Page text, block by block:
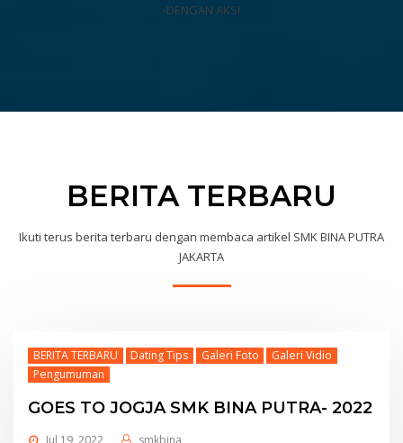
-DENGAN AKSI
BERITA TERBARU
Ikuti terus berita terbaru dengan membaca artikel SMK BINA PUTRA
JAKARTA
BERITA TERBARU Dating Tips Galeri Foto
Galeri Vidio
Pengumuman
GOES TO JOGJA SMK BINA PUTRA- 2022
Jul 19, 2022 smkbina